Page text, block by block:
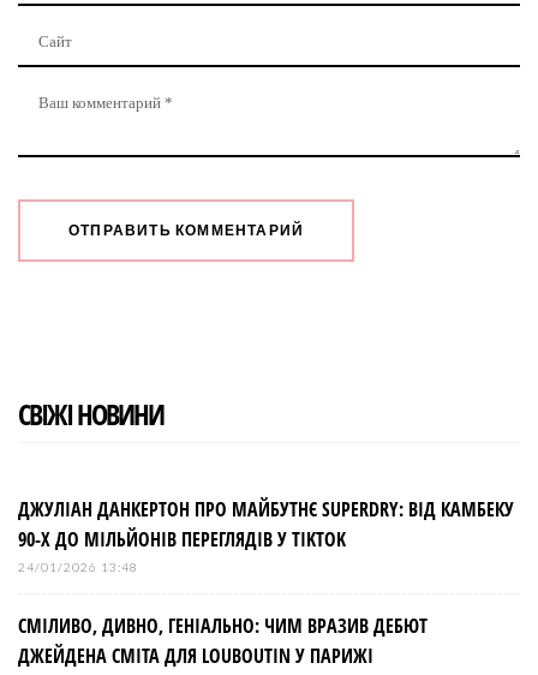
СВІЖІ НОВИНИ
ДЖУЛІАН ДАНКЕРТОН ПРО МАЙБУТНЄ SUPERDRY: ВІД КАМБЕКУ
90-Х ДО МІЛЬЙОНІВ ПЕРЕГЛЯДІВ У TIKTOK
24/01/2026 13:48
СМІЛИВО, ДИВНО, ГЕНІАЛЬНО: ЧИМ ВРАЗИВ ДЕБЮТ
ДЖЕЙДЕНА СМІТА ДЛЯ LOUBOUTIN У ПАРИЖІ